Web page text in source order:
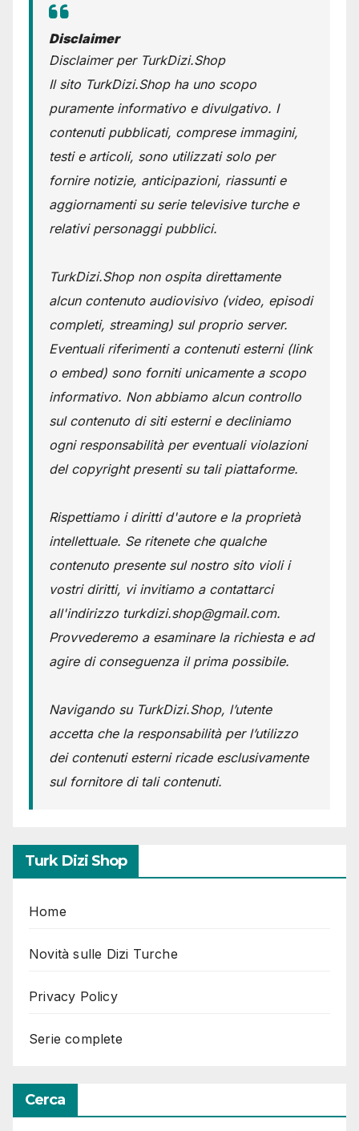
Disclaimer
Disclaimer per TurkDizi.Shop
Il sito TurkDizi.Shop ha uno scopo
puramente informativo e divulgativo. I
contenuti pubblicati, comprese immagini,
testi e articoli, sono utilizzati solo per
fornire notizie, anticipazioni, riassunti e
aggiornamenti su serie televisive turche e
relativi personaggi pubblici.
TurkDizi.Shop non ospita direttamente
alcun contenuto audiovisivo (video, episodi
completi, streaming) sul proprio server.
Eventuali riferimenti a contenuti esterni (link
o embed) sono forniti unicamente a scopo
informativo. Non abbiamo alcun controllo
sul contenuto di siti esterni e decliniamo
ogni responsabilità per eventuali violazioni
del copyright presenti su tali piattaforme.
Rispettiamo i diritti d'autore e la proprietà
intellettuale. Se ritenete che qualche
contenuto presente sul nostro sito violi i
vostri diritti, vi invitiamo a contattarci
all'indirizzo turkdizi.shop@gmail.com.
Provvederemo a esaminare la richiesta e ad
agire di conseguenza il prima possibile.
Navigando su TurkDizi.Shop, l’utente
accetta che la responsabilità per l’utilizzo
dei contenuti esterni ricade esclusivamente
sul fornitore di tali contenuti.
Turk Dizi Shop
Home
Novità sulle Dizi Turche
Privacy Policy
Serie complete
Cerca